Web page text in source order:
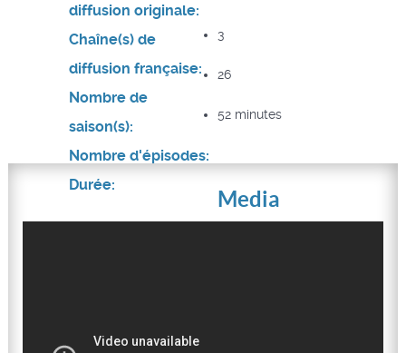
diffusion originale:
Chaîne(s) de
diffusion française:
Nombre de
saison(s):
3
Nombre d'épisodes:
26
Durée:
52 minutes
Media